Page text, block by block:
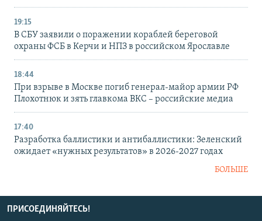
19:15
В СБУ заявили о поражении кораблей береговой
охраны ФСБ в Керчи и НПЗ в российском Ярославле
18:44
При взрыве в Москве погиб генерал-майор армии РФ
Плохотнюк и зять главкома ВКС – российские медиа
17:40
Разработка баллистики и антибаллистики: Зеленский
ожидает «нужных результатов» в 2026-2027 годах
БОЛЬШЕ
ПРИСОЕДИНЯЙТЕСЬ!